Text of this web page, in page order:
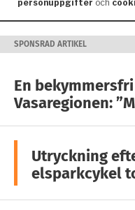
SPONSRAD ARTIKEL
En
Vasaregionen:
Utryckning
elsparkcykel